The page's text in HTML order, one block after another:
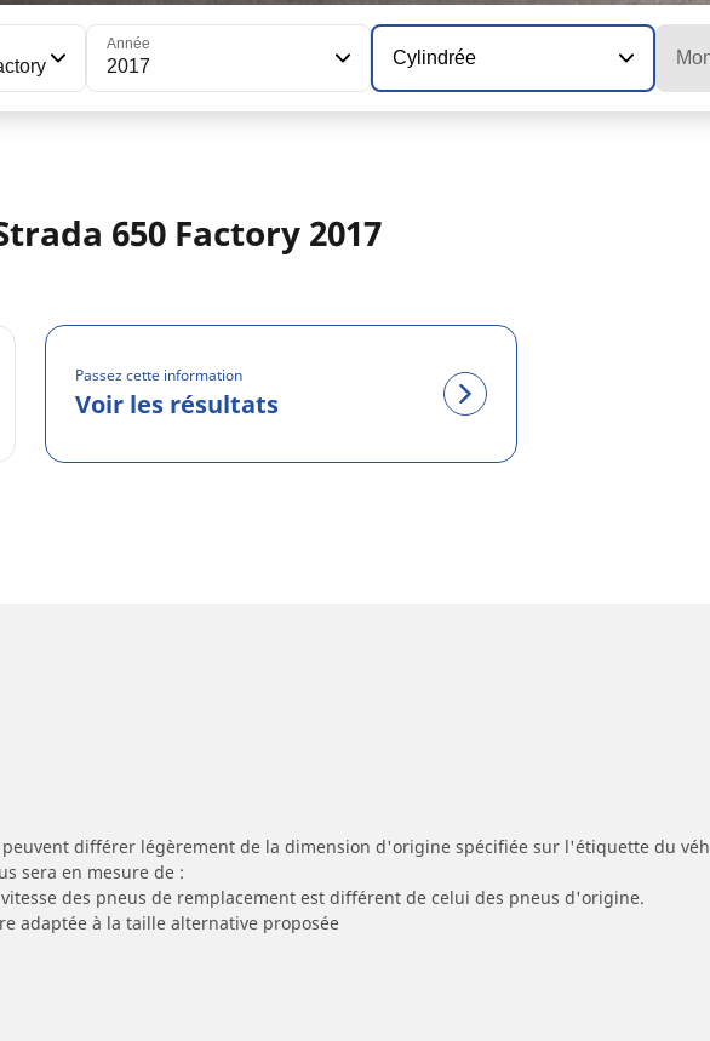
Année
2017 Cylindrée
650 Factory 2017
Passez cette information
Voir les résultats
différer légèrement de la dimension d'origine spécifiée sur l'étiquette du
sera en mesure de :
des pneus de remplacement est différent de celui des pneus d'origine.
adaptée à la taille alternative proposée